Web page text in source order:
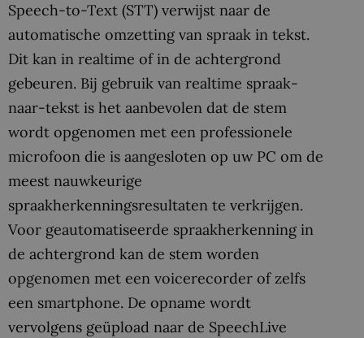
Speech-to-Text (STT) verwijst naar de
automatische omzetting van spraak in tekst.
Dit kan in realtime of in de achtergrond
gebeuren. Bij gebruik van realtime spraak-
naar-tekst is het aanbevolen dat de stem
wordt opgenomen met een professionele
microfoon die is aangesloten op uw PC om de
meest nauwkeurige
spraakherkenningsresultaten te verkrijgen.
Voor geautomatiseerde spraakherkenning in
de achtergrond kan de stem worden
opgenomen met een voicerecorder of zelfs
een smartphone. De opname wordt
vervolgens geüpload naar de SpeechLive